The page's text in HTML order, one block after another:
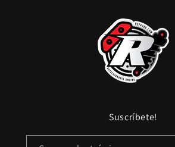
Suscríbete!